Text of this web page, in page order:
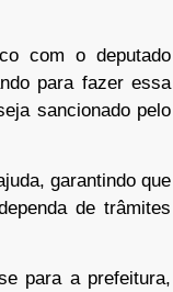
com o deputado
para fazer essa
sancionado pelo
garantindo que
de trâmites
para a prefeitura,